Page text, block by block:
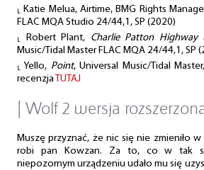
⸤ Katie Melua, Airtime, BMG Rights
FLAC MQA Studio 24/44,1, SP (2020)
⸤ Robert Plant, Charlie Patton
Music/Tidal Master FLAC MQA 24/44,1, SP
⸤ Yello, Point, Universal Music/Tidal
recenzjaTUTAJ
| Wolf 2 wersja
Muszę przyznać, że nic się nie zmieniło
robi pan Kowzan. Za to, co w tak
niepozornym urządzeniu udało mu się